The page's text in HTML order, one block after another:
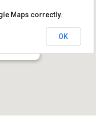
Maps correctly.
OK